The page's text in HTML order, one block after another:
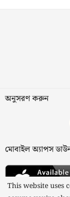
অনুসরণ করুন
মোবাইল অ্যাপস
This website uses